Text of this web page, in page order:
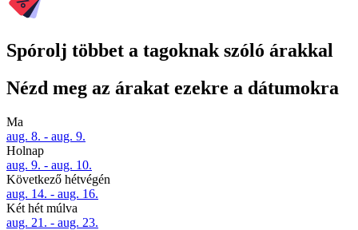
Spórolj többet a tagoknak szóló árakkal
Nézd meg az árakat ezekre a dátumokra
Ma
aug. 8. - aug. 9.
Holnap
aug. 9. - aug. 10.
Következő hétvégén
aug. 14. - aug. 16.
Két hét múlva
aug. 21. - aug. 23.